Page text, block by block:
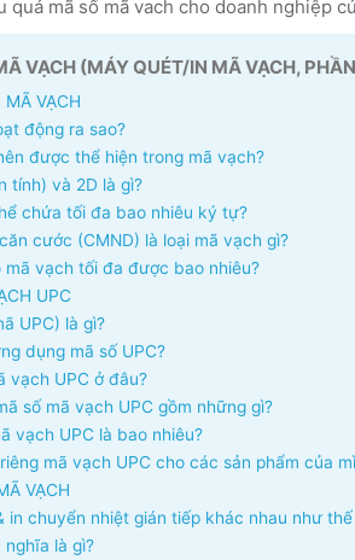
quả mã số mã vach cho doanh nghiệp
VẠCH (MÁY QUÉT/IN MÃ VẠCH,
MÃ VẠCH
động ra sao?
được thể hiện trong mã vạch?
tính) và 2D là gì?
chứa tối đa bao nhiêu ký tự?
cước (CMND) là loại mã vạch gì?
mã vạch tối đa được bao nhiêu?
UPC
UPC) là gì?
dụng mã số UPC?
vạch UPC ở đâu?
số mã vạch UPC gồm những gì?
vạch UPC là bao nhiêu?
mã vạch UPC cho các sản phẩm của
VẠCH
in chuyển nhiệt gián tiếp khác nhau như thế
là gì?